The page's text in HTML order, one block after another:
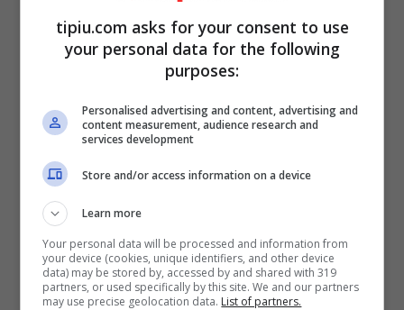
Curiosità su Anna Charlotte, figlia di
Anna Maria Barbera
Anna Maria Barbera e la figlia Charlotte
tipiu.com asks for your consent to use
your personal data for the following
purposes:
Personalised advertising and content, advertising and
content measurement, audience research and
services development
Store and/or access information on a device
Learn more
Your personal data will be processed and information from
your device (cookies, unique identifiers, and other device
data) may be stored by, accessed by and shared with 319
partners, or used specifically by this site. We and our partners
may use precise geolocation data. List of partners.